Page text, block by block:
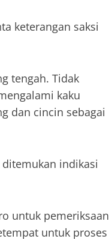
keterangan saksi
tengah. Tidak
kaku
dan cincin sebagai
indikasi
untuk pemeriksaan
untuk proses